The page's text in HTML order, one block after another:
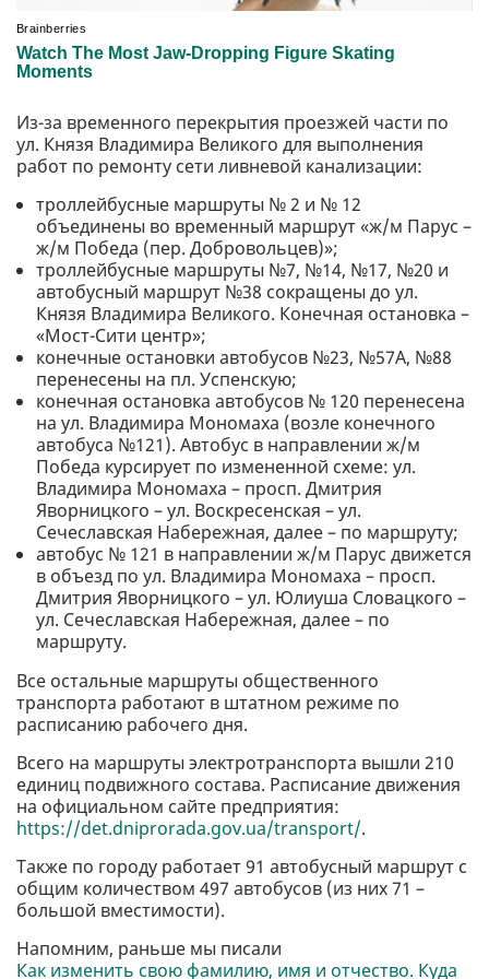
Из-за временного перекрытия проезжей части по
ул. Князя Владимира Великого для выполнения
работ по ремонту сети ливневой канализации:
троллейбусные маршруты № 2 и № 12
объединены во временный маршрут «ж/м Парус –
ж/м Победа (пер. Добровольцев)»;
троллейбусные маршруты №7, №14, №17, №20 и
автобусный маршрут №38 сокращены до ул.
Князя Владимира Великого. Конечная остановка –
«Мост-Сити центр»;
конечные остановки автобусов №23, №57А, №88
перенесены на пл. Успенскую;
конечная остановка автобусов № 120 перенесена
на ул. Владимира Мономаха (возле конечного
автобуса №121). Автобус в направлении ж/м
Победа курсирует по измененной схеме: ул.
Владимира Мономаха – просп. Дмитрия
Яворницкого – ул. Воскресенская – ул.
Сечеславская Набережная, далее – по маршруту;
автобус № 121 в направлении ж/м Парус движется
в объезд по ул. Владимира Мономаха – просп.
Дмитрия Яворницкого – ул. Юлиуша Словацкого –
ул. Сечеславская Набережная, далее – по
маршруту.
Все остальные маршруты общественного
транспорта работают в штатном режиме по
расписанию рабочего дня.
Всего на маршруты электротранспорта вышли 210
единиц подвижного состава. Расписание движения
на официальном сайте предприятия:
https://det.dniprorada.gov.ua/transport/.
Также по городу работает 91 автобусный маршрут с
общим количеством 497 автобусов (из них 71 –
большой вместимости).
Напомним, раньше мы писали
Как изменить свою фамилию, имя и отчество. Куда